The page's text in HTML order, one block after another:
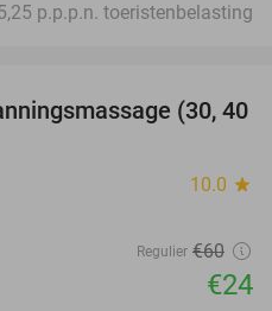
p.p.p.n. toeristenbelasting
60%
(30, 40
10.0 star
Regulier €60
€24